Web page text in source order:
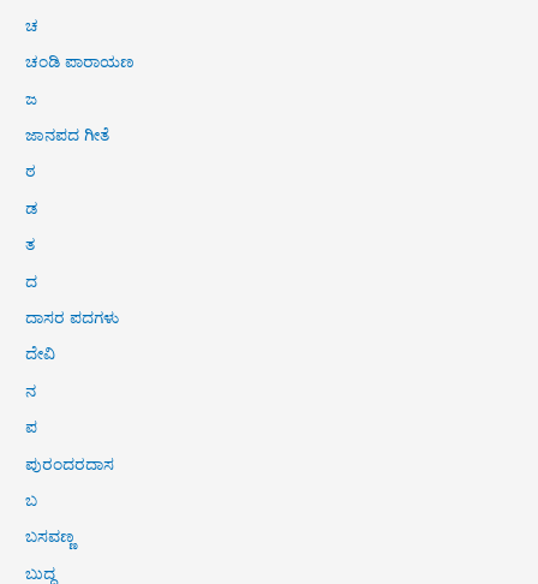
ಚ
ಚಂಡಿ ಪಾರಾಯಣ
ಜ
ಜಾನಪದ ಗೀತೆ
ಠ
ಡ
ತ
ದ
ದಾಸರ ಪದಗಳು
ದೇವಿ
ನ
ಪ
ಪುರಂದರದಾಸ
ಬ
ಬಸವಣ್ಣ
ಬುದ್ಧ